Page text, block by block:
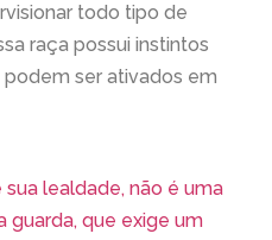
todo tipo de
raça possui instintos
ser ativados em
lealdade, não é uma
guarda, que exige um